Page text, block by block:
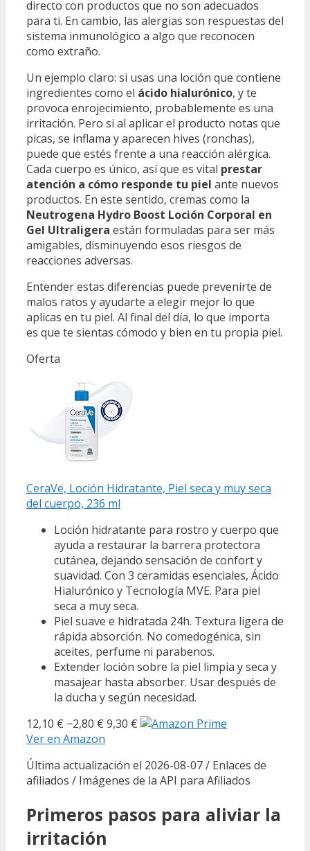
directo con productos que no son adecuados
para ti. En cambio, las alergias son respuestas del
sistema inmunológico a algo que reconocen
como extraño.
Un ejemplo claro: si usas una loción que contiene
ingredientes como el ácido hialurónico, y te
provoca enrojecimiento, probablemente es una
irritación. Pero si al aplicar el producto notas que
picas, se inflama y aparecen hives (ronchas),
puede que estés frente a una reacción alérgica.
Cada cuerpo es único, así que es vital prestar
atención a cómo responde tu piel ante nuevos
productos. En este sentido, cremas como la
Neutrogena Hydro Boost Loción Corporal en
Gel Ultraligera están formuladas para ser más
amigables, disminuyendo esos riesgos de
reacciones adversas.
Entender estas diferencias puede prevenirte de
malos ratos y ayudarte a elegir mejor lo que
aplicas en tu piel. Al final del día, lo que importa
es que te sientas cómodo y bien en tu propia piel.
Oferta
CeraVe, Loción Hidratante, Piel seca y muy seca
del cuerpo, 236 ml
Loción hidratante para rostro y cuerpo que
ayuda a restaurar la barrera protectora
cutánea, dejando sensación de confort y
suavidad. Con 3 ceramidas esenciales, Ácido
Hialurónico y Tecnología MVE. Para piel
seca a muy seca.
Piel suave e hidratada 24h. Textura ligera de
rápida absorción. No comedogénica, sin
aceites, perfume ni parabenos.
Extender loción sobre la piel limpia y seca y
masajear hasta absorber. Usar después de
la ducha y según necesidad.
12,10 € −2,80 € 9,30 €
Ver en Amazon
Última actualización el 2026-08-07 / Enlaces de
afiliados / Imágenes de la API para Afiliados
Primeros pasos para aliviar la
irritación